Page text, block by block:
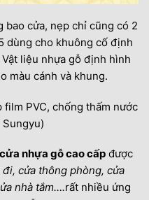
bao cửa, nẹp chỉ cũng có 2
dùng cho khuông cố định
liệu nhựa gỗ định hình
màu cánh và khung.
PVC, chống thấm nước
cửa nhựa gỗ cao cấp được
đi, cửa thông phòng, cửa
nhà tắm….rất nhiều ứng